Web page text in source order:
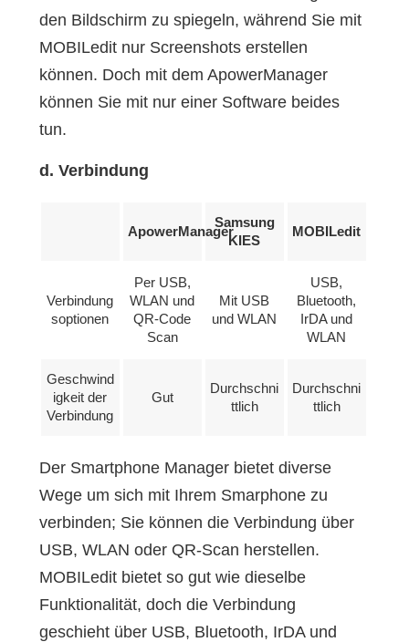
den Bildschirm zu spiegeln, während Sie mit
MOBILedit nur Screenshots erstellen
können. Doch mit dem ApowerManager
können Sie mit nur einer Software beides
tun.
d. Verbindung
ApowerManager
Samsung
KIES
MOBILedit
Verbindung
soptionen
Per USB,
WLAN und
QR-Code
Scan
Mit USB
und WLAN
USB,
Bluetooth,
IrDA und
WLAN
Geschwind
igkeit der
Verbindung
Gut
Durchschni
ttlich
Durchschni
ttlich
Der Smartphone Manager bietet diverse
Wege um sich mit Ihrem Smarphone zu
verbinden; Sie können die Verbindung über
USB, WLAN oder QR-Scan herstellen.
MOBILedit bietet so gut wie dieselbe
Funktionalität, doch die Verbindung
geschieht über USB, Bluetooth, IrDA und